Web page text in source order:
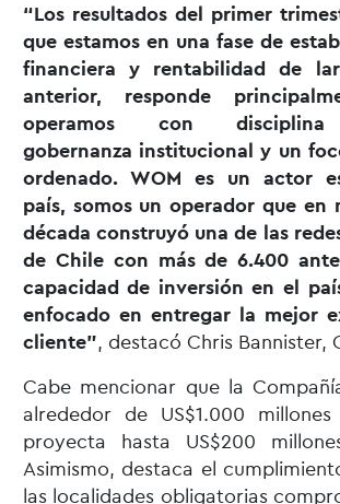
“Los resultados del primer
que estamos en una fase de
financiera y rentabilidad de
anterior, responde
operamos con disciplina
gobernanza institucional y un
ordenado. WOM es un actor
país, somos un operador que en
década construyó una de las
de Chile con más de 6.400
capacidad de inversión en el
enfocado en entregar la mejor
cliente”, destacó Chris Bannister,
Cabe mencionar que la
alrededor de US$1.000
proyecta hasta US$200
Asimismo, destaca el
las localidades obligatorias